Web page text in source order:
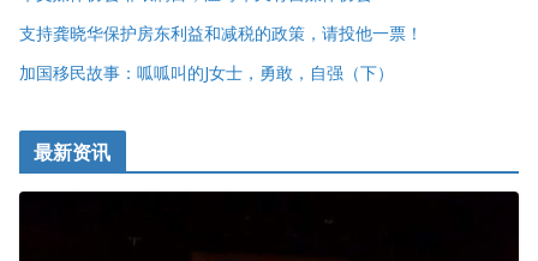
支持龚晓华保护房东利益和减税的政策，请投他一票！
加国移民故事：呱呱叫的J女士，勇敢，自强（下）
最新资讯